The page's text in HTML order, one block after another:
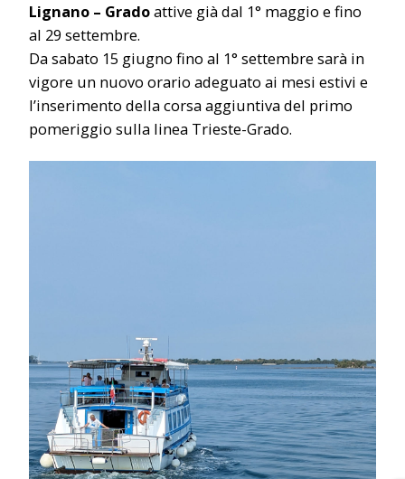
Lignano – Gradoattive già dal 1° maggio e fino
al 29 settembre.
Da sabato 15 giugno fino al 1° settembre sarà in
vigore un nuovo orario adeguato ai mesi estivi e
l’inserimento della corsa aggiuntiva del primo
pomeriggio sulla linea Trieste-Grado.